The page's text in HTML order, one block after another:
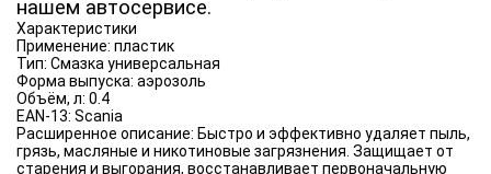
нашем автосервисе.
Характеристики
Применение: пластик
Тип: Смазка универсальная
Форма выпуска: аэрозоль
Объём, л: 0.4
EAN-13: Scania
Расширенное описание: Быстро и эффективно удаляет пыль,
грязь, масляные и никотиновые загрязнения. Защищает от
старения и выгорания, восстанавливает первоначальную